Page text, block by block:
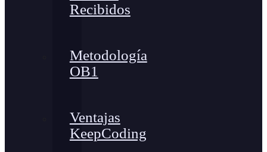
Recibidos
Metodología
OB1
Ventajas
KeepCoding